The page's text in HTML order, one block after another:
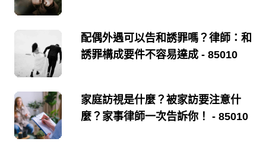
配偶外遇可以告和誘罪嗎？律師：和
誘罪構成要件不容易達成 - 85010
家庭訪視是什麼？被家訪要注意什
麼？家事律師一次告訴你！ - 85010